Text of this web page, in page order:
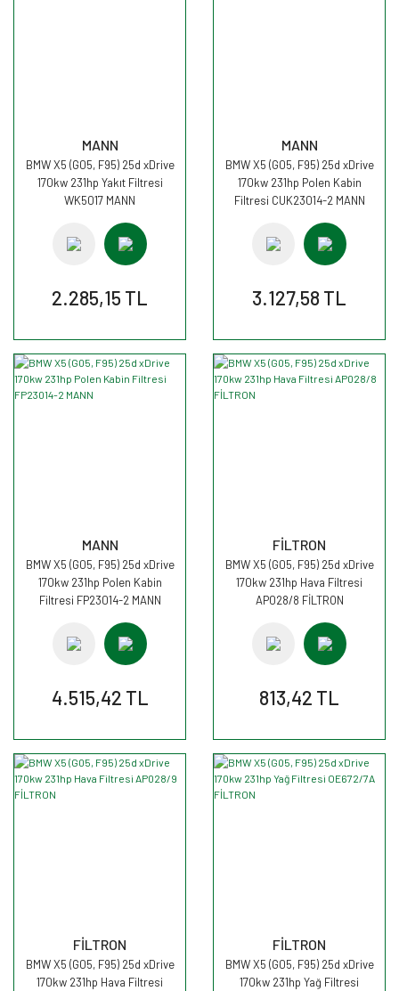
MANN
BMW X5 (G05, F95) 25d xDrive
170kw 231hp Yakıt Filtresi
WK5017 MANN
2.285,15 TL
MANN
BMW X5 (G05, F95) 25d xDrive
170kw 231hp Polen Kabin
Filtresi CUK23014-2 MANN
3.127,58 TL
MANN
BMW X5 (G05, F95) 25d xDrive
170kw 231hp Polen Kabin
Filtresi FP23014-2 MANN
4.515,42 TL
FİLTRON
BMW X5 (G05, F95) 25d xDrive
170kw 231hp Hava Filtresi
AP028/8 FİLTRON
813,42 TL
FİLTRON
BMW X5 (G05, F95) 25d xDrive
170kw 231hp Hava Filtresi
FİLTRON
BMW X5 (G05, F95) 25d xDrive
170kw 231hp Yağ Filtresi